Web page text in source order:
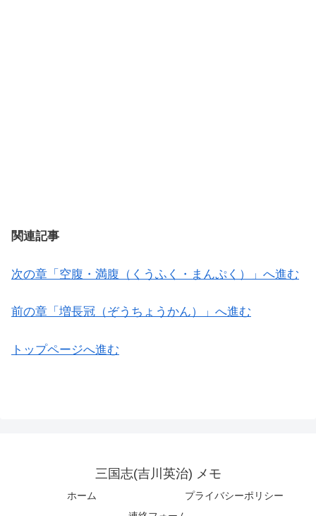
関連記事
次の章「空腹・満腹（くうふく・まんぷく）」へ進む
前の章「増長冠（ぞうちょうかん）」へ進む
トップページへ進む
三国志(吉川英治) メモ
ホーム
プライバシーポリシー